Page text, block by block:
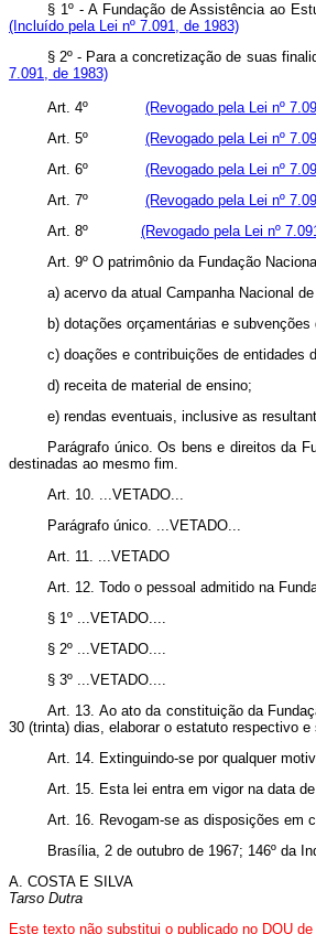
§ 1º - A Fundação de Assistência ao
(Incluído pela Lei nº 7.091, de 1983)
§ 2º - Para a concretização de suas
7.091, de 1983)
Art. 4º (Revogado pela Lei nº
Art. 5º (Revogado pela Lei nº
Art. 6º (Revogado pela Lei nº
Art. 7º (Revogado pela Lei nº
Art. 8º (Revogado pela Lei nº
Art. 9º O patrimônio da Fundação
a) acervo da atual Campanha Nacional
b) dotações orçamentárias e subvenções
c) doações e contribuições de entidades
d) receita de material de ensino;
e) rendas eventuais, inclusive as
Parágrafo único. Os bens e direitos da
destinadas ao mesmo fim.
Art. 10. ...VETADO...
Parágrafo único. ...VETADO...
Art. 11. ...VETADO
Art. 12. Todo o pessoal admitido na
§ 1º ...VETADO....
§ 2º ...VETADO....
§ 3º ...VETADO....
Art. 13. Ao ato da constituição da
30 (trinta) dias, elaborar o estatuto respectivo
Art. 14. Extinguindo-se por qualquer
Art. 15. Esta lei entra em vigor na data
Art. 16. Revogam-se as disposições em
Brasília, 2 de outubro de 1967; 146º da
A. COSTA E SILVA
Tarso Dutra
Este texto não substitui o publicado no DOU